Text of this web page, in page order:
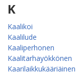
K
Kaalikoi
Kaalilude
Kaaliperhonen
Kaalitarhayökkönen
Kaarilaikkukääriäinen